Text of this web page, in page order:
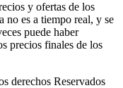
y ofertas de los
no es a tiempo real, y se
puede haber
precios finales de los
derechos Reservados